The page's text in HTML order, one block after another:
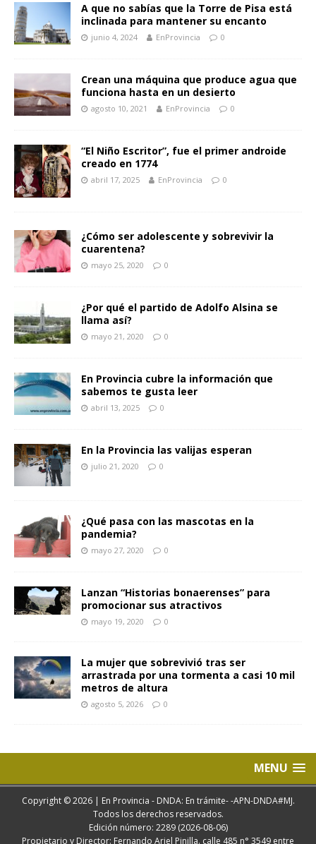
A que no sabías que la Torre de Pisa está
inclinada para mantener su encanto
junio 4, 2024 EnProvincia 0
Crean una máquina que produce agua que
funciona hasta en un desierto
agosto 10, 2021 EnProvincia 0
“El Niño Escritor”, fue el primer androide
creado en 1774
abril 17, 2025 EnProvincia 0
¿Cómo ser adolescente y sobrevivir la
cuarentena?
mayo 25, 2020 0
¿Por qué el partido de Adolfo Alsina se
llama así?
mayo 21, 2020 0
En Provincia cubre la información que
sabemos te gusta leer
abril 13, 2025 0
En la Provincia las valijas esperan
julio 21, 2020 0
¿Qué pasa con las mascotas en la
pandemia?
mayo 27, 2020 0
Lanzan “Historias bonaerenses” para
promocionar sus atractivos
mayo 19, 2020 0
La mujer que sobrevivió tras ser
arrastrada por una tormenta a casi 10 mil
metros de altura
agosto 5, 2026 0
MENU
Copyright © 2026 | En Provincia - DNDA: En trámite- -APN-DNDA#MJ.
Todos los derechos reservados.
Edición número: 2289 (2026-08-06)
Propietario y Director: Fernando Ariel Pinilla. calle 485 n° 3549 entre